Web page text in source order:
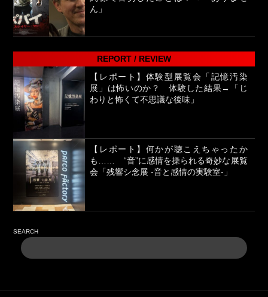
ん」
REPORT / REVIEW
【レポート】体験型展覧会「記憶汚染
展」は怖いのか？ 体験した結果→「じ
わりと怖くて不思議な後味」
【レポート】何かが聴こえちゃったか
も…… “音”に感情を操られる奇妙な展覧
会「残響シ念展 -⾳と感情の実験室-」
SEARCH